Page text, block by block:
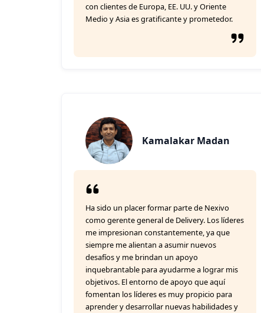
con clientes de Europa, EE. UU. y Oriente
Medio y Asia es gratificante y prometedor.
Kamalakar Madan
Ha sido un placer formar parte de Nexivo
como gerente general de Delivery. Los líderes
me impresionan constantemente, ya que
siempre me alientan a asumir nuevos
desafíos y me brindan un apoyo
inquebrantable para ayudarme a lograr mis
objetivos. El entorno de apoyo que aquí
fomentan los líderes es muy propicio para
aprender y desarrollar nuevas habilidades y